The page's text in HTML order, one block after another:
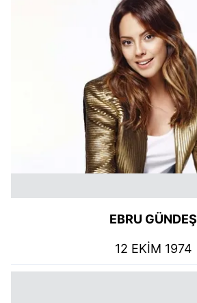
EBRU GÜNDEŞ
12 EKİM 1974